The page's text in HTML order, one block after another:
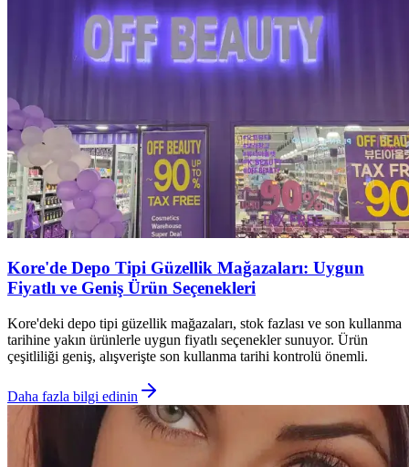
Kore'de Depo Tipi Güzellik Mağazaları: Uygun
Fiyatlı ve Geniş Ürün Seçenekleri
Kore'deki depo tipi güzellik mağazaları, stok fazlası ve son kullanma
tarihine yakın ürünlerle uygun fiyatlı seçenekler sunuyor. Ürün
çeşitliliği geniş, alışverişte son kullanma tarihi kontrolü önemli.
Daha fazla bilgi edinin